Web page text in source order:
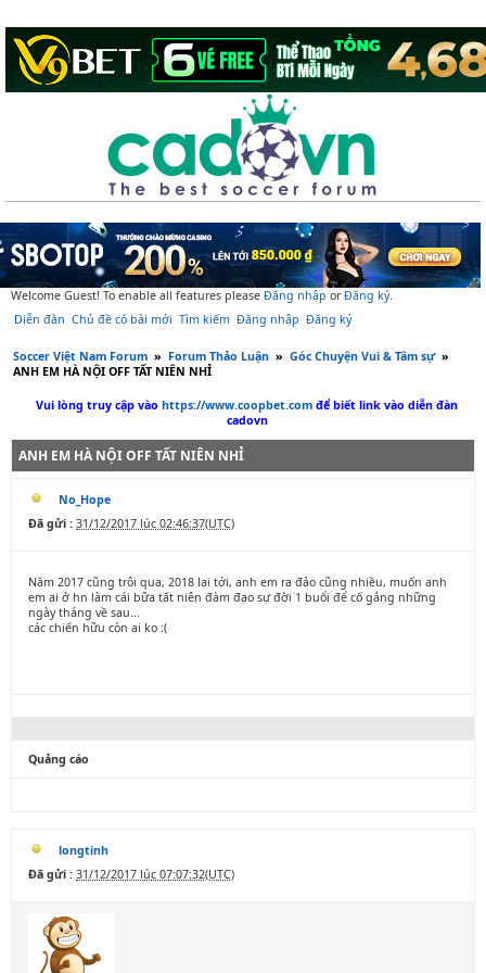
Welcome Guest! To enable all features please Đăng nhập orĐăng ký.
Diễn đàn Chủ đề có bài mới Tìm kiếm Đăng nhập Đăng ký
Soccer Việt Nam Forum » Forum Thảo Luận » Góc Chuyện Vui & Tâm sự »
ANH EM HÀ NỘI OFF TẤT NIÊN NHỈ
Vui lòng truy cập vàohttps://www.coopbet.comđể biết link vào diễn đàn
cadovn
ANH EM HÀ NỘI OFF TẤT NIÊN NHỈ
No_Hope
Đã gửi : 31/12/2017 lúc 02:46:37(UTC)
Năm 2017 cũng trôi qua, 2018 lại tới, anh em ra đảo cũng nhiều, muốn anh
em ai ở hn làm cái bữa tất niên đàm đạo sự đời 1 buổi để cố gắng những
ngày tháng về sau...
các chiến hữu còn ai ko :(
Quảng cáo
longtinh
Đã gửi : 31/12/2017 lúc 07:07:32(UTC)